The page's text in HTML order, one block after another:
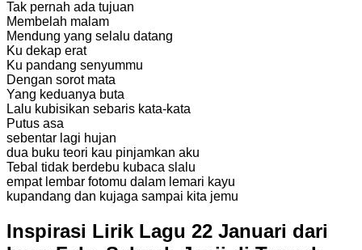
Tak pernah ada tujuan
Membelah malam
Mendung yang selalu datang
Ku dekap erat
Ku pandang senyummu
Dengan sorot mata
Yang keduanya buta
Lalu kubisikan sebaris kata-kata
Putus asa
sebentar lagi hujan
dua buku teori kau pinjamkan aku
Tebal tidak berdebu kubaca slalu
empat lembar fotomu dalam lemari kayu
kupandang dan kujaga sampai kita jemu
Inspirasi Lirik Lagu 22 Januari dari